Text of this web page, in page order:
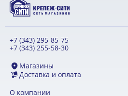
+7 (343) 295-85-75
+7 (343) 255-58-30
Магазины
Доставка и оплата
О компании